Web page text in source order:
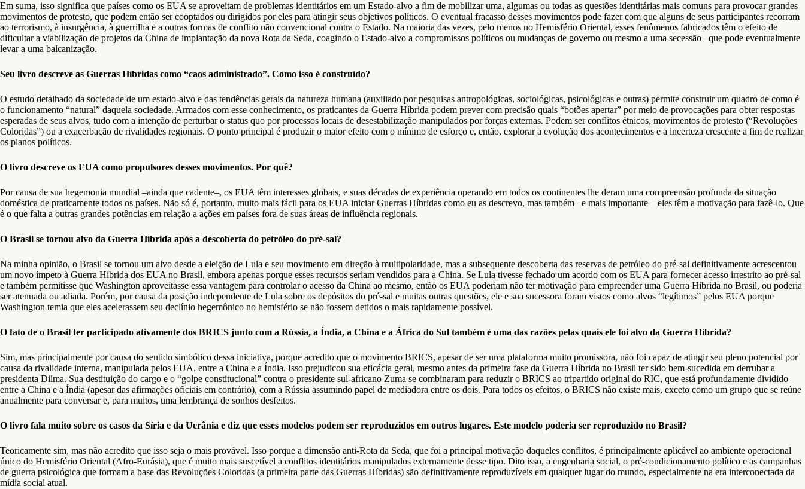
Em suma, isso significa que países como os EUA se aproveitam de problemas identitários em um Estado-alvo a fim de mobilizar uma, algumas ou todas as questões identitárias mais comuns para provocar grandes
movimentos de protesto, que podem então ser cooptados ou dirigidos por eles para atingir seus objetivos políticos. O eventual fracasso desses movimentos pode fazer com que alguns de seus participantes recorram
ao terrorismo, à insurgência, à guerrilha e a outras formas de conflito não convencional contra o Estado. Na maioria das vezes, pelo menos no Hemisfério Oriental, esses fenômenos fabricados têm o efeito de
dificultar a viabilização de projetos da China de implantação da nova Rota da Seda, coagindo o Estado-alvo a compromissos políticos ou mudanças de governo ou mesmo a uma secessão –que pode eventualmente
levar a uma balcanização.
Seu livro descreve as Guerras Híbridas como “caos administrado”. Como isso é construído?
O estudo detalhado da sociedade de um estado-alvo e das tendências gerais da natureza humana (auxiliado por pesquisas antropológicas, sociológicas, psicológicas e outras) permite construir um quadro de como é
o funcionamento “natural” daquela sociedade. Armados com esse conhecimento, os praticantes da Guerra Híbrida podem prever com precisão quais “botões apertar” por meio de provocações para obter respostas
esperadas de seus alvos, tudo com a intenção de perturbar o status quo por processos locais de desestabilização manipulados por forças externas. Podem ser conflitos étnicos, movimentos de protesto (“Revoluções
Coloridas”) ou a exacerbação de rivalidades regionais. O ponto principal é produzir o maior efeito com o mínimo de esforço e, então, explorar a evolução dos acontecimentos e a incerteza crescente a fim de realizar
os planos políticos.
O livro descreve os EUA como propulsores desses movimentos. Por quê?
Por causa de sua hegemonia mundial –ainda que cadente–, os EUA têm interesses globais, e suas décadas de experiência operando em todos os continentes lhe deram uma compreensão profunda da situação
doméstica de praticamente todos os países. Não só é, portanto, muito mais fácil para os EUA iniciar Guerras Híbridas como eu as descrevo, mas também –e mais importante—eles têm a motivação para fazê-lo. Que
é o que falta a outras grandes potências em relação a ações em países fora de suas áreas de influência regionais.
O Brasil se tornou alvo da Guerra Híbrida após a descoberta do petróleo do pré-sal?
Na minha opinião, o Brasil se tornou um alvo desde a eleição de Lula e seu movimento em direção à multipolaridade, mas a subsequente descoberta das reservas de petróleo do pré-sal definitivamente acrescentou
um novo ímpeto à Guerra Híbrida dos EUA no Brasil, embora apenas porque esses recursos seriam vendidos para a China. Se Lula tivesse fechado um acordo com os EUA para fornecer acesso irrestrito ao pré-sal
e também permitisse que Washington aproveitasse essa vantagem para controlar o acesso da China ao mesmo, então os EUA poderiam não ter motivação para empreender uma Guerra Híbrida no Brasil, ou poderia
ser atenuada ou adiada. Porém, por causa da posição independente de Lula sobre os depósitos do pré-sal e muitas outras questões, ele e sua sucessora foram vistos como alvos “legítimos” pelos EUA porque
Washington temia que eles acelerassem seu declínio hegemônico no hemisfério se não fossem detidos o mais rapidamente possível.
O fato de o Brasil ter participado ativamente dos BRICS junto com a Rússia, a Índia, a China e a África do Sul também é uma das razões pelas quais ele foi alvo da Guerra Híbrida?
Sim, mas principalmente por causa do sentido simbólico dessa iniciativa, porque acredito que o movimento BRICS, apesar de ser uma plataforma muito promissora, não foi capaz de atingir seu pleno potencial por
causa da rivalidade interna, manipulada pelos EUA, entre a China e a Índia. Isso prejudicou sua eficácia geral, mesmo antes da primeira fase da Guerra Híbrida no Brasil ter sido bem-sucedida em derrubar a
presidenta Dilma. Sua destituição do cargo e o “golpe constitucional” contra o presidente sul-africano Zuma se combinaram para reduzir o BRICS ao tripartido original do RIC, que está profundamente dividido
entre a China e a Índia (apesar das afirmações oficiais em contrário), com a Rússia assumindo papel de mediadora entre os dois. Para todos os efeitos, o BRICS não existe mais, exceto como um grupo que se reúne
anualmente para conversar e, para muitos, uma lembrança de sonhos desfeitos.
O livro fala muito sobre os casos da Síria e da Ucrânia e diz que esses modelos podem ser reproduzidos em outros lugares. Este modelo poderia ser reproduzido no Brasil?
Teoricamente sim, mas não acredito que isso seja o mais provável. Isso porque a dimensão anti-Rota da Seda, que foi a principal motivação daqueles conflitos, é principalmente aplicável ​​ao ambiente operacional
único do Hemisfério Oriental (Afro-Eurásia), que é muito mais suscetível a conflitos identitários manipulados externamente desse tipo. Dito isso, a engenharia social, o pré-condicionamento político e as campanhas
de guerra psicológica que formam a base das Revoluções Coloridas (a primeira parte das Guerras Híbridas) são definitivamente reproduzíveis em qualquer lugar do mundo, especialmente na era interconectada da
mídia social atual.